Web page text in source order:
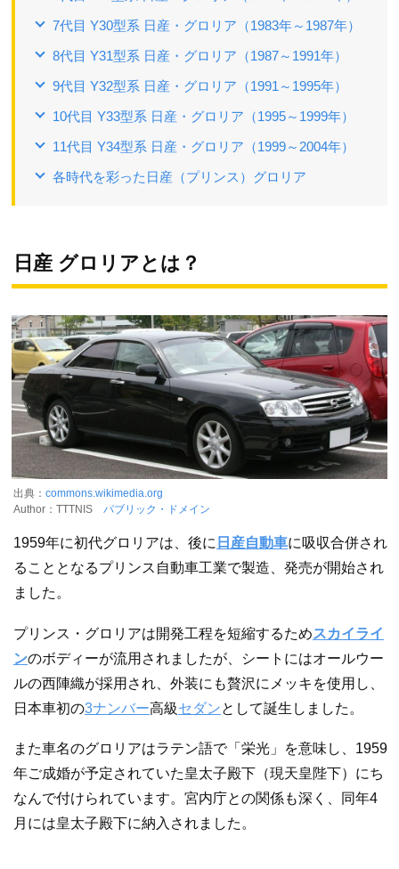
7代目 Y30型系 日産・グロリア（1983年～1987年）
8代目 Y31型系 日産・グロリア（1987～1991年）
9代目 Y32型系 日産・グロリア（1991～1995年）
10代目 Y33型系 日産・グロリア（1995～1999年）
11代目 Y34型系 日産・グロリア（1999～2004年）
各時代を彩った日産（プリンス）グロリア
日産 グロリアとは？
出典： commons.wikimedia.org
Author：TTTNIS パブリック・ドメイン
1959年に初代グロリアは、後に 日産自動車に吸収合併され
ることとなるプリンス自動車工業で製造、発売が開始され
ました。
プリンス・グロリアは開発工程を短縮するためスカイライ
ンのボディーが流用されましたが、シートにはオールウー
ルの西陣織が採用され、外装にも贅沢にメッキを使用し、
日本車初の3ナンバー高級セダンとして誕生しました。
また車名のグロリアはラテン語で「栄光」を意味し、1959
年ご成婚が予定されていた皇太子殿下（現天皇陛下）にち
なんで付けられています。宮内庁との関係も深く、同年4
月には皇太子殿下に納入されました。